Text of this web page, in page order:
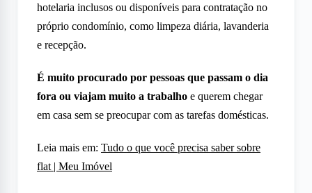
hotelaria inclusos ou disponíveis para contratação no
próprio condomínio, como limpeza diária, lavanderia
e recepção.
É muito procurado por pessoas que passam o dia
fora ou viajam muito a trabalho e querem chegar
em casa sem se preocupar com as tarefas domésticas.
Leia mais em: Tudo o que você precisa saber sobre
flat | Meu Imóvel